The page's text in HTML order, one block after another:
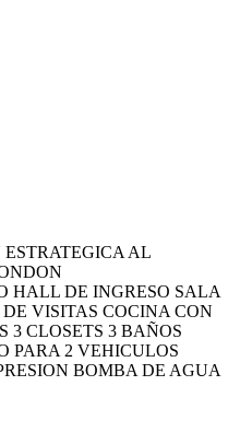
AL
HALL DE INGRESO SALA
VISITAS COCINA CON
3 CLOSETS 3 BAÑOS
PARA 2 VEHICULOS
BOMBA DE AGUA